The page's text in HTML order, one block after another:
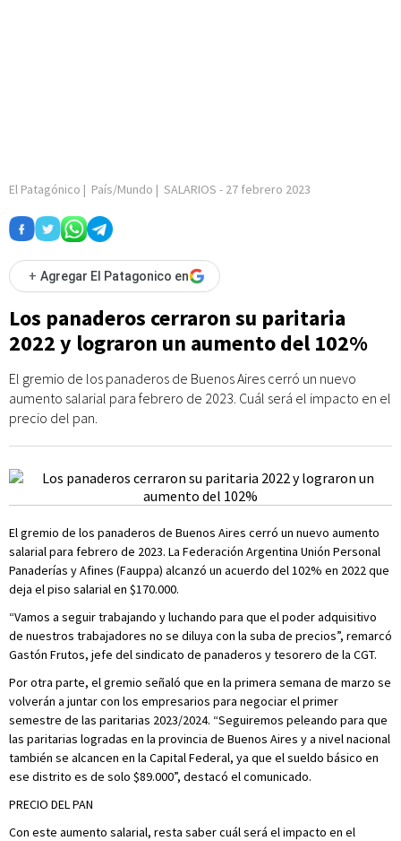
El Patagónico | País/Mundo | SALARIOS - 27 febrero 2023
+ Agregar El Patagonico en
Los panaderos cerraron su paritaria
2022 y lograron un aumento del 102%
El gremio de los panaderos de Buenos Aires cerró un nuevo
aumento salarial para febrero de 2023. Cuál será el impacto en el
precio del pan.
El gremio de los panaderos de Buenos Aires cerró un nuevo aumento
salarial para febrero de 2023. La Federación Argentina Unión Personal
Panaderías y Afines (Fauppa) alcanzó un acuerdo del 102% en 2022 que
deja el piso salarial en $170.000.
“Vamos a seguir trabajando y luchando para que el poder adquisitivo
de nuestros trabajadores no se diluya con la suba de precios”, remarcó
Gastón Frutos, jefe del sindicato de panaderos y tesorero de la CGT.
Por otra parte, el gremio señaló que en la primera semana de marzo se
volverán a juntar con los empresarios para negociar el primer
semestre de las paritarias 2023/2024. “Seguiremos peleando para que
las paritarias logradas en la provincia de Buenos Aires y a nivel nacional
también se alcancen en la Capital Federal, ya que el sueldo básico en
ese distrito es de solo $89.000”, destacó el comunicado.
PRECIO DEL PAN
Con este aumento salarial, resta saber cuál será el impacto en el